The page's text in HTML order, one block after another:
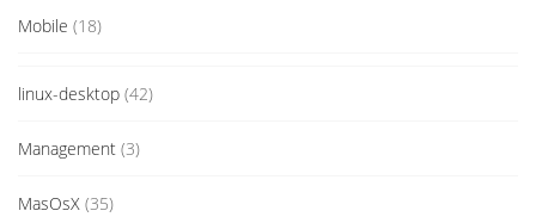
Mobile (18)
linux-desktop (42)
Management (3)
MasOsX (35)